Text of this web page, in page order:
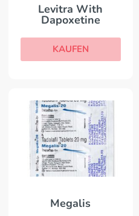
Levitra With
Dapoxetine
KAUFEN
Megalis